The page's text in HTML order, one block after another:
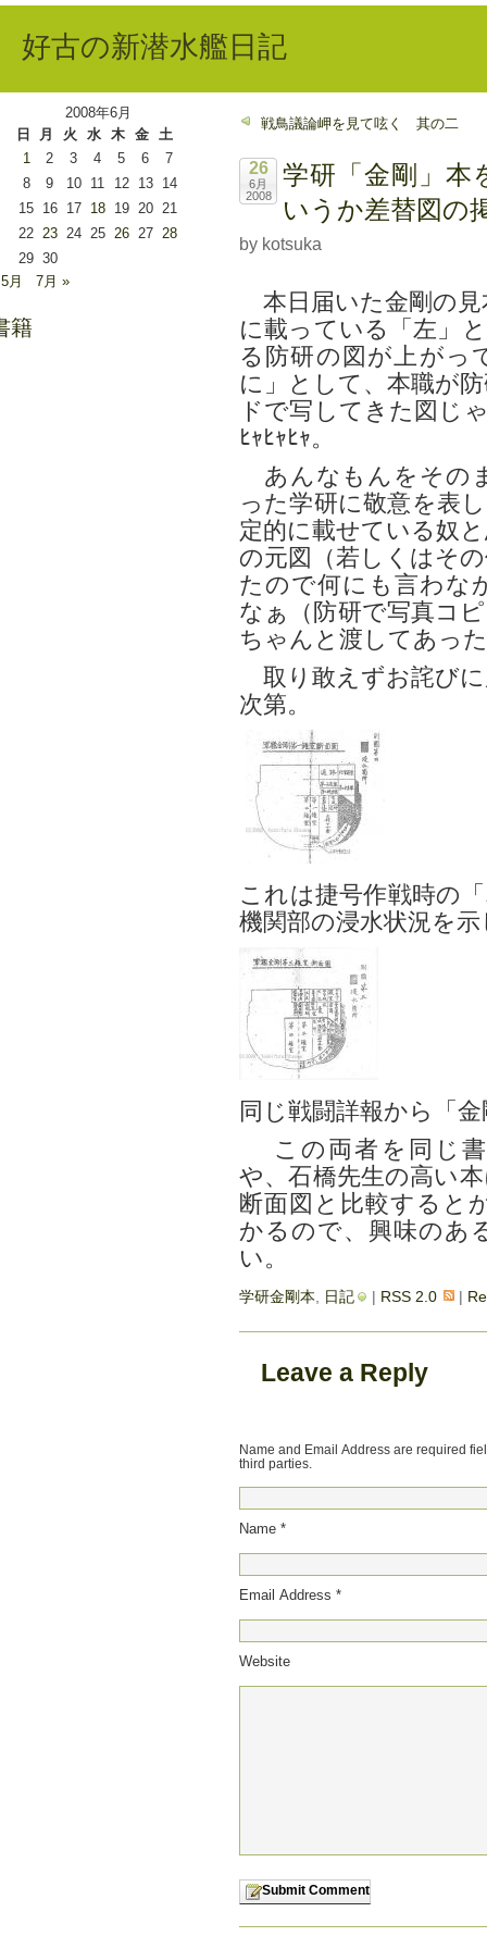
好古の新潜水艦日記
戦鳥議論岬を見て呟く 其の二
26
6月
2008
学研「金剛」本
いうか差替図の
by kotsuka
本日届いた金剛の見
に載っている「左」
る防研の図が上がっ
に」として、本職が
ドで写してきた図じ
ﾋｬﾋｬﾋｬ。
あんなもんをその
った学研に敬意を表
定的に載せている奴
の元図（若しくはそ
たので何にも言わな
なぁ（防研で写真コ
ちゃんと渡してあっ
取り敢えずお詫び
次第。
これは捷号作戦時の
機関部の浸水状況を
同じ戦闘詳報から「
この両者を同じ書
や、石橋先生の高い
断面図と比較すると
かるので、興味のあ
い。
学研金剛本 日記 | RSS 2.0 |
Leave a Reply
Name and Email Address are required
third parties.
Name *
Email Address *
Website
2008年6月
日
月 火 水 木 金
土
1
2 3 4 5 6
7
8
9 10 11 12 13
14
15 16 17 18 19 20 21
22 23 24 25 26 27 28
29 30
月
7月 »
籍